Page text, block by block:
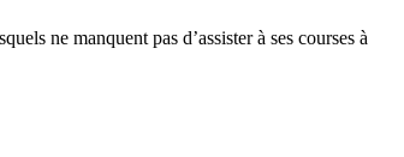
ne manquent pas d’assister à ses courses à